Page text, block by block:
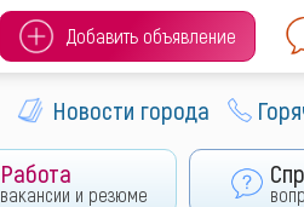
Добавить объявление
Новости города
Работа
вакансии и резюме